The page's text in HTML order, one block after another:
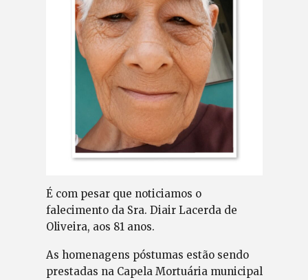
É com pesar que noticiamos o
falecimento da Sra. Diair Lacerda de
Oliveira, aos 81 anos.
As homenagens póstumas estão sendo
prestadas na Capela Mortuária municipal